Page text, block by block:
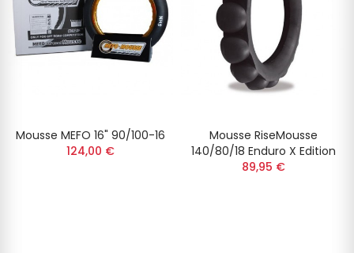
Mousse MEFO 16" 90/100-16
124,00 €
Mousse RiseMousse
140/80/18 Enduro X Edition
89,95 €